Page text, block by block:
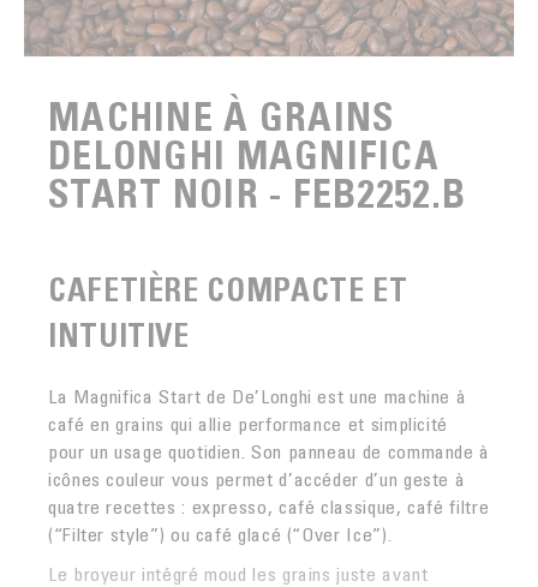
MACHINE À GRAINS
DELONGHI MAGNIFICA
START NOIR - FEB2252.B
CAFETIÈRE COMPACTE ET
INTUITIVE
La Magnifica Start de De’Longhi est une machine à
café en grains qui allie performance et simplicité
pour un usage quotidien. Son panneau de commande à
icônes couleur vous permet d’accéder d’un geste à
quatre recettes : expresso, café classique, café filtre
(“Filter style”) ou café glacé (“Over Ice”).
Le broyeur intégré moud les grains juste avant